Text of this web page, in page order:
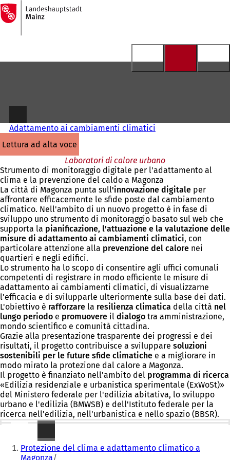
Vai al contenuto
Alla
pagina
iniziale
Adattamento ai cambiamenti climatici
lettura ad alta voce
Laboratori di calore urbano
Strumento di monitoraggio digitale per l'adattamento al
clima e la prevenzione del caldo a Magonza
La città di Magonza punta sull'innovazione digitale per
affrontare efficacemente le sfide poste dal cambiamento
climatico. Nell'ambito di un nuovo progetto è in fase di
sviluppo uno strumento di monitoraggio basato sul web che
supporta la pianificazione, l'attuazione e la valutazione delle
misure di adattamento ai cambiamenti climatici, con
particolare attenzione alla prevenzione del calore nei
quartieri e negli edifici.
Lo strumento ha lo scopo di consentire agli uffici comunali
competenti di registrare in modo efficiente le misure di
adattamento ai cambiamenti climatici, di visualizzarne
l'efficacia e di svilupparle ulteriormente sulla base dei dati.
L'obiettivo è rafforzare la resilienza climatica della città nel
lungo periodo e promuovere il dialogo tra amministrazione,
mondo scientifico e comunità cittadina.
Grazie alla presentazione trasparente dei progressi e dei
risultati, il progetto contribuisce a sviluppare soluzioni
sostenibili per le future sfide climatiche e a migliorare in
modo mirato la protezione dal calore a Magonza.
Il progetto è finanziato nell'ambito del programma di ricerca
«Edilizia residenziale e urbanistica sperimentale (ExWoSt)»
del Ministero federale per l'edilizia abitativa, lo sviluppo
urbano e l'edilizia (BMWSB) e dell'Istituto federale per la
ricerca nell'edilizia, nell'urbanistica e nello spazio (BBSR).
Siete
qui:
Protezione del clima e adattamento climatico a
Magonza